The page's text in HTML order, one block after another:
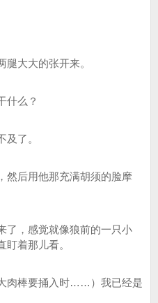
大大的张开来。
什么？
了。
然后用他那充满胡须的脸摩
了，感觉就像狼前的一只小
着那儿看。
肉棒要捅入时……）我已经是